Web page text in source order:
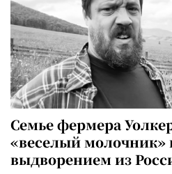
Семье фермера
«веселый молочник»
выдворением из